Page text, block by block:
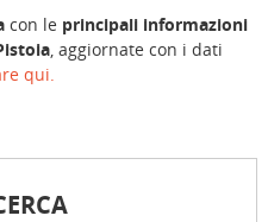
con le principali informazioni
, aggiornate con i dati
qui.